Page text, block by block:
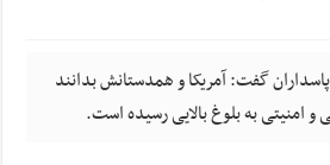
گفت: آمریکا و همدستانش بدانند
و امنیتی به بلوغ بالایی رسیده است.